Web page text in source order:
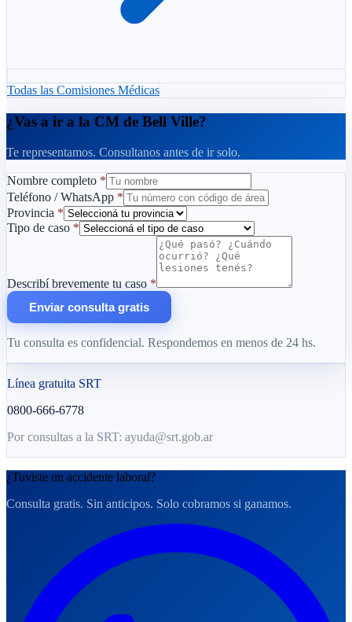
Todas las Comisiones Médicas
¿Vas a ir a la CM de Bell Ville?
Te representamos. Consultanos antes de ir solo.
Nombre completo *
Teléfono / WhatsApp *
Provincia *
Tipo de caso *
Describí brevemente tu caso *
Enviar consulta gratis
Tu consulta es confidencial. Respondemos en menos de 24 hs.
Línea gratuita SRT
0800-666-6778
Por consultas a la SRT: ayuda@srt.gob.ar
¿Tuviste un accidente laboral?
Consulta gratis. Sin anticipos. Solo cobramos si ganamos.